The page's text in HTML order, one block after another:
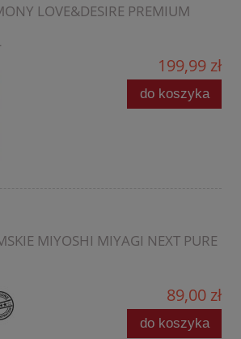
LOVE&DESIRE PREMIUM
199,99 zł
do koszyka
MIYOSHI MIYAGI NEXT PURE
89,00 zł
do koszyka